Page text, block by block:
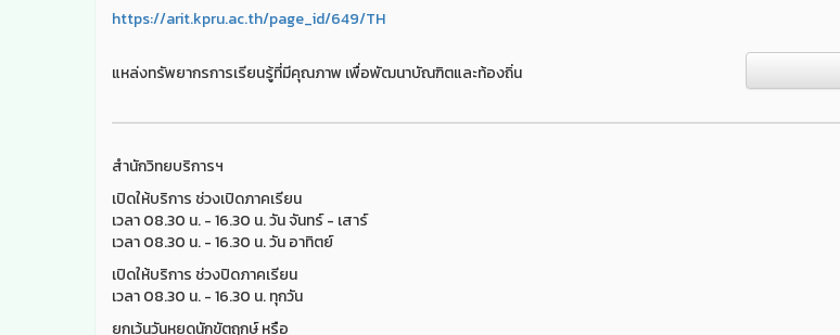
https://arit.kpru.ac.th/page_id/649/TH
แหล่งทรัพยากรการเรียนรู้ที่มีคุณภาพ เพื่อพัฒนาบัณฑิตและท้องถิ่น
สำนักวิทยบริการฯ
เปิดให้บริการ ช่วงเปิดภาคเรียน
เวลา 08.30 น. - 16.30 น. วัน จันทร์ - เสาร์
เวลา 08.30 น. - 16.30 น. วัน อาทิตย์
เปิดให้บริการ ช่วงปิดภาคเรียน
เวลา 08.30 น. - 16.30 น. ทุกวัน
ยกเว้นวันหยุดนักขัตฤกษ์ หรือ